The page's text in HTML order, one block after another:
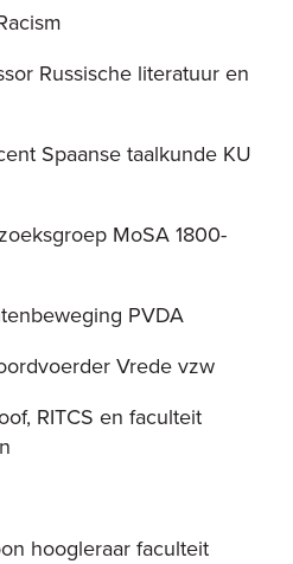
Russische literatuur en
Spaanse taalkunde KU
MoSA 1800-
PVDA
Vrede vzw
RITCS en faculteit
hoogleraar faculteit